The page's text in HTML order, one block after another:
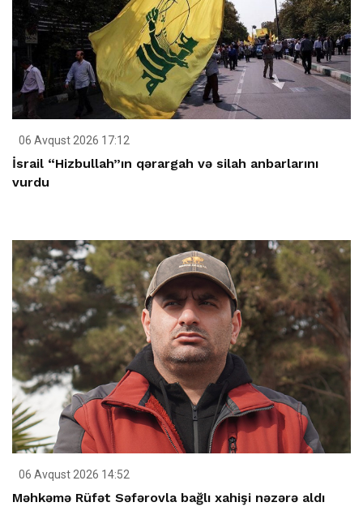
06 Avqust 2026 17:12
İsrail “Hizbullah”ın qərargah və silah anbarlarını
vurdu
06 Avqust 2026 14:52
Məhkəmə Rüfət Səfərovla bağlı xahişi nəzərə aldı